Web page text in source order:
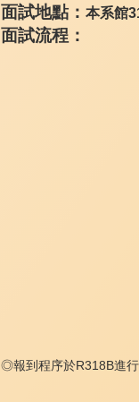
面試地點： 本系館
面試流程：
◎報到程序於R318B進